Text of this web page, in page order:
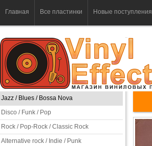
Главная Все пластинки Новые поступления
Jazz / Blues / Bossa Nova
Disco / Funk / Pop
Rock / Pop-Rock / Classic Rock
Alternative rock / Indie / Punk